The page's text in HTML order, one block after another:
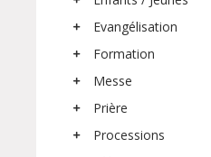
Evangélisation
Formation
Messe
Prière
Processions